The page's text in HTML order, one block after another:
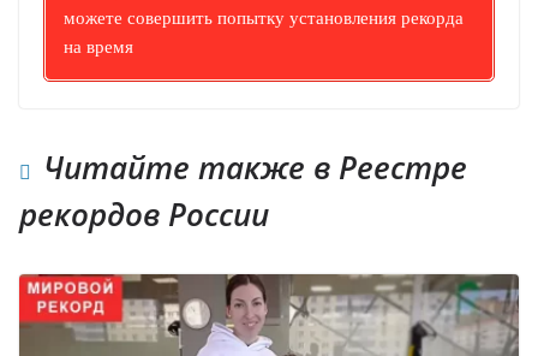
можете совершить попытку установления рекорда
на время
Читайте также в Реестре
рекордов России